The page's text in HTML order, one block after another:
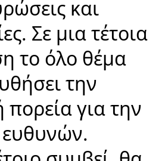
και
Σε μια τέτοια
το όλο θέμα
την
πορεία για την